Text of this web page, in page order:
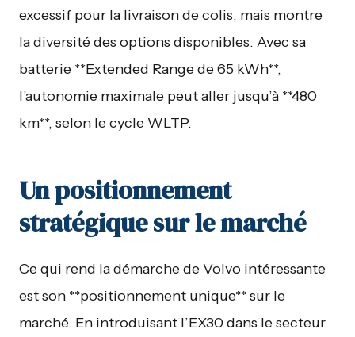
excessif pour la livraison de colis, mais montre
la diversité des options disponibles. Avec sa
batterie **Extended Range de 65 kWh**,
l’autonomie maximale peut aller jusqu’à **480
km**, selon le cycle WLTP.
Un positionnement
stratégique sur le marché
Ce qui rend la démarche de Volvo intéressante
est son **positionnement unique** sur le
marché. En introduisant l’EX30 dans le secteur